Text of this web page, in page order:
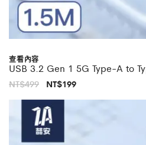
查看內容
USB 3.2 Gen 1 5G Type-A to
NT$499 原
價
格：
NT$499。
NT$199目
價